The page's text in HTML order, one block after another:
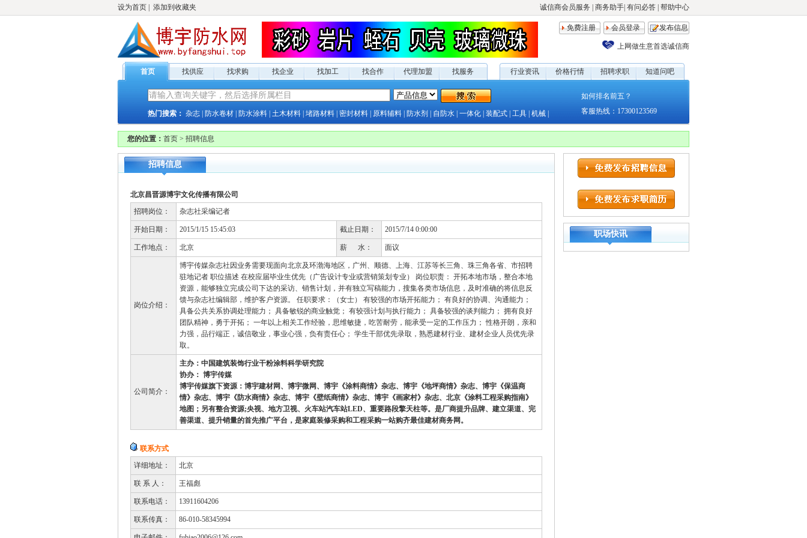
设为首页 添加到收藏夹 诚信商会员服务 商务助手 有问必答 帮助中心
免费注册 会员登录 发布信息
上网做生意首选诚信商
首页 找供应 找求购 找企业 找加工 找合作 代理加盟 找服务 行业资讯 价格行情 招聘求职 知道问吧
热门搜索： 杂志 防水卷材 防水涂料 土木材料 堵路材料 密封材料 原料辅料 防水剂 自防水 一体化 装配式 工具 机械
如何排名前五？
客服热线：17300123569
您的位置： 首页 > 招聘信息
招聘信息
北京昌晋源博宇文化传播有限公司
招聘岗位：
杂志社采编记者
开始日期： 2015/1/15 15:45:03 截止日期： 2015/7/14 0:00:00
工作地点： 北京 薪 水： 面议
岗位介绍：
博宇传媒杂志社因业务需要现面向北京及环渤海地区，广州、顺德、上海、江苏等长三角、珠三角各省、市招聘
驻地记者 职位描述 在校应届毕业生优先（广告设计专业或营销策划专业） 岗位职责： 开拓本地市场，整合本地
资源，能够独立完成公司下达的采访、销售计划，并有独立写稿能力，搜集各类市场信息，及时准确的将信息反
馈与杂志社编辑部，维护客户资源。 任职要求：（女士） 有较强的市场开拓能力； 有良好的协调、沟通能力；
具备公共关系协调处理能力； 具备敏锐的商业触觉； 有较强计划与执行能力； 具备较强的谈判能力； 拥有良好
团队精神，勇于开拓； 一年以上相关工作经验，思维敏捷，吃苦耐劳，能承受一定的工作压力； 性格开朗，亲和
力强，品行端正，诚信敬业，事业心强，负有责任心； 学生干部优先录取，熟悉建材行业、建材企业人员优先录
取。
公司简介：
主办：中国建筑装饰行业干粉涂料科学研究院
协办： 博宇传媒
博宇传媒旗下资源： 博宇建材网、博宇微网、博宇《涂料商情》杂志、博宇《地坪商情》杂志、博宇《保温商
情》杂志、博宇《防水商情》杂志、博宇《壁纸商情》杂志、博宇《画家村》杂志、北京《涂料工程采购指南》
地图；另有整合资源;央视、地方卫视、火车站汽车站LED、重要路段擎天柱等。是厂商提升品牌、建立渠道、完
善渠道、提升销量的首先推广平台，是家庭装修采购和工程采购一站购齐最佳建材商务网。
联系方式
详细地址：
北京
联 系 人： 王福彪
联系电话： 13911604206
联系传真： 86-010-58345994
职场快讯